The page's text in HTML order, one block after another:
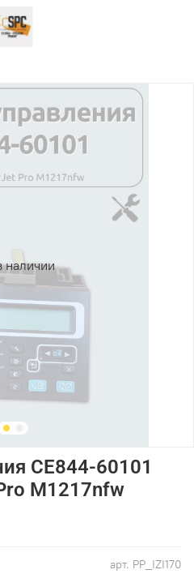
наличии
арт. PP_IZI170
CE844-60101
M1217nfw